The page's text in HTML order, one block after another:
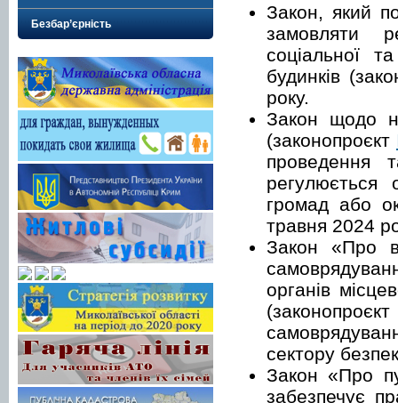
Безбар’єрність
Закон, який
замовляти
соціальної
будинків
року.
Закон щодо
(законопроєкт
проведення
регулюється
громад або
травня 2024
Закон «Про
органів
сектору
Закон «Про
забезпечує